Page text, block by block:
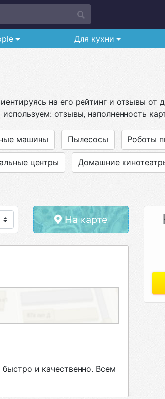
Для кухни
на его рейтинг и отзывы от
отзывы, наполненность
машины Пылесосы Роботы
центры Домашние
На карте
и качественно. Всем